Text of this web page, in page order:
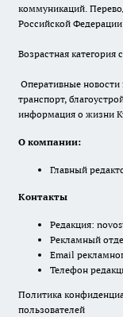
коммуникаций.
Российской
Возрастная категория
Оперативные
транспорт,
информация о жизни
О компании:
Главный
Контакты
Редакция:
Рекламный
Email
Телефон
Политика
пользователей